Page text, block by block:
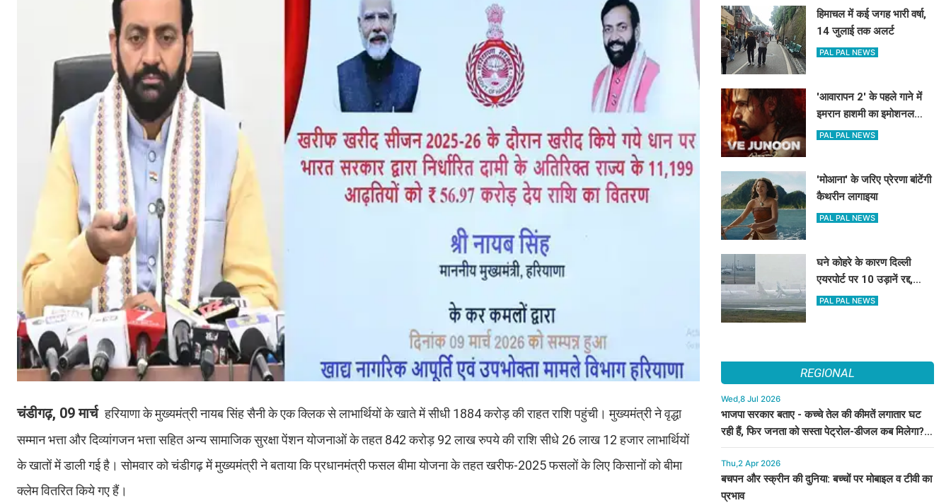
चंडीगढ़, 09 मार्चहरियाणा के मुख्यमंत्री नायब सिंह सैनी के एक क्लिक से लाभार्थियों के खाते में सीधी 1884 करोड़ की राहत राशि पहुंची। मुख्यमंत्री ने वृद्धा
सम्मान भत्ता और दिव्यांगजन भत्ता सहित अन्य सामाजिक सुरक्षा पेंशन योजनाओं के तहत 842 करोड़ 92 लाख रुपये की राशि सीधे 26 लाख 12 हजार लाभार्थियों
के खातों में डाली गई है। सोमवार को चंडीगढ़ में मुख्यमंत्री ने बताया कि प्रधानमंत्री फसल बीमा योजना के तहत खरीफ-2025 फसलों के लिए किसानों को बीमा
क्लेम वितरित किये गए हैं।
हिमाचल में कई जगह भारी वर्षा,
14 जुलाई तक अलर्ट
PAL PAL NEWS
'आवारापन 2' के पहले गाने में
इमरान हाशमी का इमोशनल
अवतार
PAL PAL NEWS
'मोआना' के जरिए प्रेरणा बांटेंगी
कैथरीन लागाइया
PAL PAL NEWS
घने कोहरे के कारण दिल्ली
एयरपोर्ट पर 10 उड़ानें रद्द,
270 से अधिक में देरी
PAL PAL NEWS
REGIONAL
Wed,8 Jul 2026
भाजपा सरकार बताए - कच्चे तेल की कीमतें लगातार घट
रही हैं, फिर जनता को सस्ता पेट्रोल-डीजल कब मिलेगा? :
कुमारी सैलजा
Thu,2 Apr 2026
बचपन और स्क्रीन की दुनिया: बच्चों पर मोबाइल व टीवी का
प्रभाव